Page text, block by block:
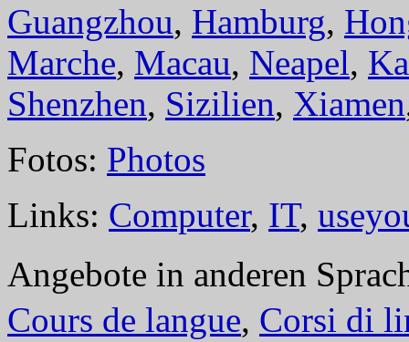
Guangzhou, Hamburg,
Marche, Macau, Neapel,
Shenzhen, Sizilien, Xiamen
Fotos: Photos
Links: Computer, IT,
Angebote in anderen
Cours de langue, Corsi di